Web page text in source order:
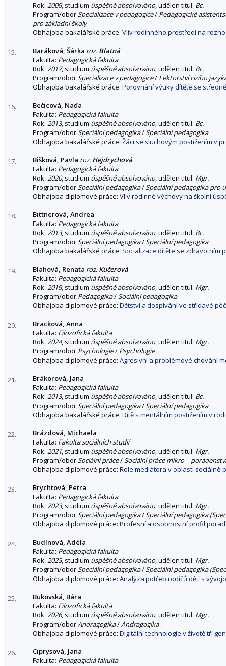
Rok: 2009, studium úspěšně absolvováno, udělen titul: Bc.
Program/oborSpecializace v pedagogice/ Pedagogické
pro základní školy
Obhajoba bakalářské práce: Vliv rodinného prostředí na
15. Baráková, Šárka roz. Blatná
Fakulta: Pedagogická fakulta
Rok: 2017, studium úspěšně absolvováno, udělen titul: Bc.
Program/oborSpecializace v pedagogice/ Lektorství cizího
Obhajoba bakalářské práce: Porovnání výuky dítěte se
16.
Bečicová, Naďa
Fakulta: Pedagogická fakulta
Rok: 2013, studium úspěšně absolvováno, udělen titul: Bc.
Program/oborSpeciální pedagogika/Speciální pedagogika
Obhajoba bakalářské práce: Žáci se sluchovým postižením v
17. Bišková, Pavla roz. Hejdrychová
Fakulta: Pedagogická fakulta
Rok: 2020, studium úspěšně absolvováno, udělen titul: Mgr.
Program/oborSpeciální pedagogika/Speciální pedagogika pro
Obhajoba diplomové práce: Vliv rodinné výchovy na školní
18.
Bittnerová, Andrea
Fakulta: Pedagogická fakulta
Rok: 2013, studium úspěšně absolvováno, udělen titul: Bc.
Program/oborSpeciální pedagogika/Speciální pedagogika
Obhajoba bakalářské práce: Socializace dítěte se zdravotním
19. Blahová, Renata roz. Kučerová
Fakulta: Pedagogická fakulta
Rok: 2019, studium úspěšně absolvováno, udělen titul: Mgr.
Program/obor Pedagogika/Sociální pedagogika
Obhajoba diplomové práce: Dětství a dospívání ve střídavé
20.
Bracková, Anna
Fakulta: Filozofická fakulta
Rok: 2024, studium úspěšně absolvováno, udělen titul: Mgr.
Program/obor Psychologie/ Psychologie
Obhajoba diplomové práce: Agresivní a problémové chování
21.
Brákorová, Jana
Fakulta: Pedagogická fakulta
Rok: 2013, studium úspěšně absolvováno, udělen titul: Bc.
Program/oborSpeciální pedagogika/Speciální pedagogika
Obhajoba bakalářské práce: Dítě s mentálním postižením v
22.
Brázdová, Michaela
Fakulta: Fakulta sociálních studií
Rok: 2021, studium úspěšně absolvováno, udělen titul: Mgr.
Program/oborSociální práce/Sociální práce mikro – poradenství
Obhajoba diplomové práce: Role mediátora v oblasti sociálně-
23.
Brychtová, Petra
Fakulta: Pedagogická fakulta
Rok: 2023, studium úspěšně absolvováno, udělen titul: Mgr.
Program/oborSpeciální pedagogika/Speciální pedagogika
Obhajoba diplomové práce: Profesní a osobnostní profil
24.
Budínová, Adéla
Fakulta: Pedagogická fakulta
Rok: 2025, studium úspěšně absolvováno, udělen titul: Mgr.
Program/oborSpeciální pedagogika/Speciální pedagogika
Obhajoba diplomové práce: Analýza potřeb rodičů dětí s
25.
Bukovská, Bára
Fakulta: Filozofická fakulta
Rok: 2026, studium úspěšně absolvováno, udělen titul: Mgr.
Program/oborAndragogika/Andragogika
Obhajoba diplomové práce: Digitální technologie v životě tří
26.
Ciprysová, Jana
Fakulta: Pedagogická fakulta